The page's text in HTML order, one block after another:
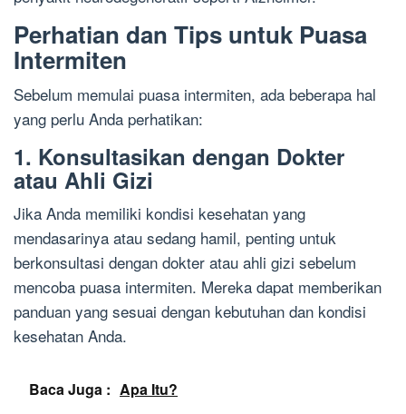
Perhatian dan Tips untuk Puasa
Intermiten
Sebelum memulai puasa intermiten, ada beberapa hal
yang perlu Anda perhatikan:
1. Konsultasikan dengan Dokter
atau Ahli Gizi
Jika Anda memiliki kondisi kesehatan yang
mendasarinya atau sedang hamil, penting untuk
berkonsultasi dengan dokter atau ahli gizi sebelum
mencoba puasa intermiten. Mereka dapat memberikan
panduan yang sesuai dengan kebutuhan dan kondisi
kesehatan Anda.
Baca Juga : Apa Itu?